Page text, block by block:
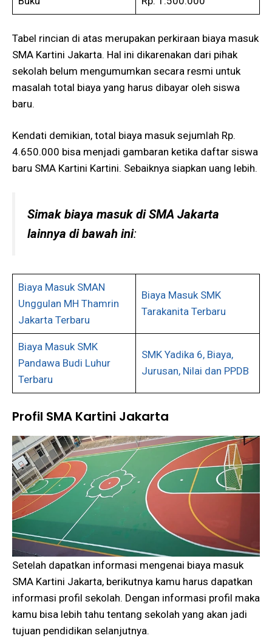
Tabel rincian di atas merupakan perkiraan biaya masuk
SMA Kartini Jakarta. Hal ini dikarenakan dari pihak
sekolah belum mengumumkan secara resmi untuk
masalah total biaya yang harus dibayar oleh siswa
baru.
Kendati demikian, total biaya masuk sejumlah Rp.
4.650.000 bisa menjadi gambaran ketika daftar siswa
baru SMA Kartini Kartini. Sebaiknya siapkan uang lebih.
Simak biaya masuk di SMA Jakarta
lainnya di bawah ini:
Biaya Masuk SMAN
Unggulan MH Thamrin
Jakarta Terbaru
Biaya Masuk SMK
Tarakanita Terbaru
Biaya Masuk SMK
Pandawa Budi Luhur
Terbaru
SMK Yadika 6, Biaya,
Jurusan, Nilai dan PPDB
Profil SMA Kartini Jakarta
Setelah dapatkan informasi mengenai biaya masuk
SMA Kartini Jakarta, berikutnya kamu harus dapatkan
informasi profil sekolah. Dengan informasi profil maka
kamu bisa lebih tahu tentang sekolah yang akan jadi
tujuan pendidikan selanjutnya.